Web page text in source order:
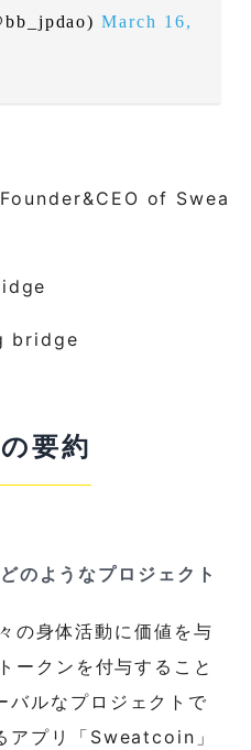
？」
March 16,
of Swea
bridge
要約
のようなプロジェクト
身体活動に価値を与
ークンを付与すること
バルなプロジェクトで
アプリ「Sweatcoin」